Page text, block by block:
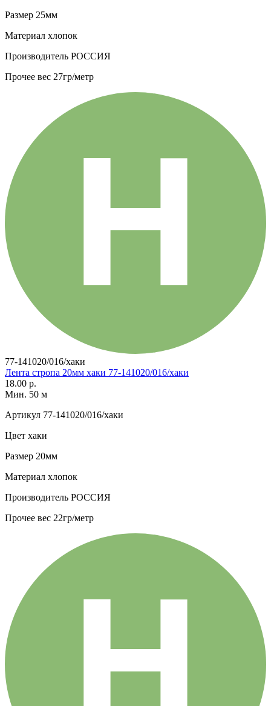
Размер 25мм
Материал хлопок
Производитель РОССИЯ
Прочее вес 27гр/метр
77-141020/016/хаки
Лента стропа 20мм хаки 77-141020/016/хаки
18.00 р.
Мин. 50 м
Артикул 77-141020/016/хаки
Цвет хаки
Размер 20мм
Материал хлопок
Производитель РОССИЯ
Прочее вес 22гр/метр